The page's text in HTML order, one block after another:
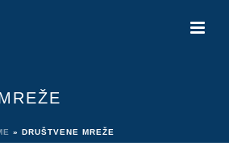
» DRUŠTVENE MREŽE